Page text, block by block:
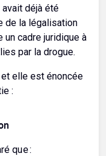
déjà été
de la légalisation
un cadre juridique à
par la drogue.
elle est énoncée
:
que :